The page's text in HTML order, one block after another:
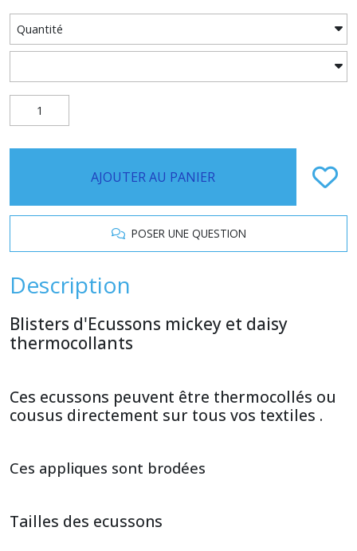
AJOUTER AU PANIER
POSER UNE QUESTION
Description
Blisters d'Ecussons mickey et daisy
thermocollants
Ces ecussons peuvent être thermocollés ou
cousus directement sur tous vos textiles .
Ces appliques sont brodées
Tailles des ecussons